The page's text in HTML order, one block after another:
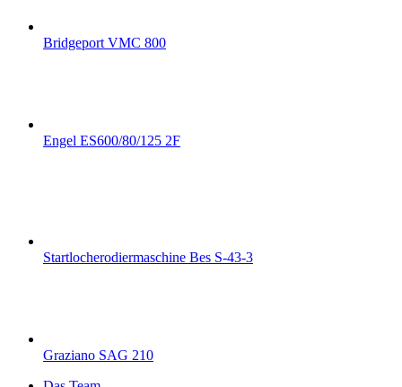
Bridgeport VMC 800
Engel ES600/80/125 2F
Startlocherodiermaschine Bes S-43-3
Graziano SAG 210